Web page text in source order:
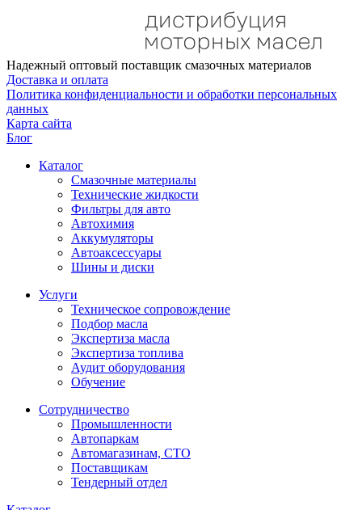
Надежный оптовый поставщик смазочных материалов
Доставка и оплата
Политика конфиденциальности и обработки персональных
данных
Карта сайта
Блог
Каталог
Смазочные материалы
Технические жидкости
Фильтры для авто
Автохимия
Аккумуляторы
Автоаксессуары
Шины и диски
Услуги
Техническое сопровождение
Подбор масла
Экспертиза масла
Экспертиза топлива
Аудит оборудования
Обучение
Сотрудничество
Промышленности
Автопаркам
Автомагазинам, СТО
Поставщикам
Тендерный отдел